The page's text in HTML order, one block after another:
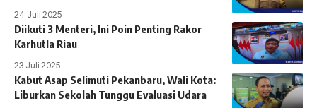
24 Juli 2025
Diikuti 3 Menteri, Ini Poin Penting Rakor
Karhutla Riau
23 Juli 2025
Kabut Asap Selimuti Pekanbaru, Wali Kota:
Liburkan Sekolah Tunggu Evaluasi Udara